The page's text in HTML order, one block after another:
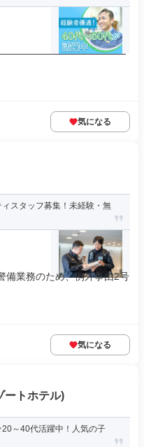
】 ――――――――――――――
気になる
スタッフ募集！未経験・無
備業務のため、例外事由2号
気になる
ートホテル)
～40代活躍中！人気の子